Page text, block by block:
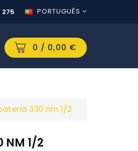
275 PORTUGUÊS
0 / 0,00 €
330 nm 1/2
1/2